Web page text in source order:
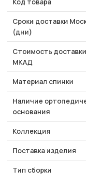
Сроки доставки
(дни)
Стоимость
МКАД
Материал спинки
Наличие
основания
Коллекция
Поставка изделия
Тип сборки